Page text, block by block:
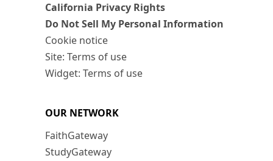
California Privacy Rights
Do Not Sell My Personal Information
Cookie notice
Site: Terms of use
Widget: Terms of use
OUR NETWORK
FaithGateway
StudyGateway